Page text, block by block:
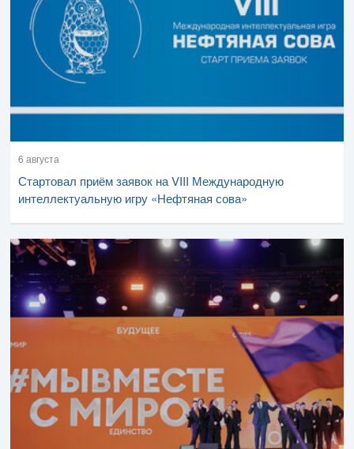
6 августа
Стартовал приём заявок на VIII Международную
интеллектуальную игру «Нефтяная сова»